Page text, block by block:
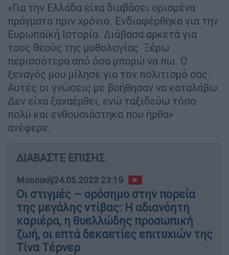
«Για την Ελλάδα είχα διαβάσει ορισμένα
πράγματα πριν χρόνια. Ενδιαφέρθηκα για την
Ευρωπαϊκή Ιστορία. Διάβασα αρκετά για
τους θεούς της μυθολογίας. Ξέρω
περισσότερα από όσα μπορώ να πω. Ο
ξεναγός μου μίλησε για τον πολιτισμό σας.
Αυτές οι γνώσεις με βοήθησαν να καταλάβω.
Δεν είχα ξαναέρθει, ενώ ταξιδεύω τόσο
πολύ και ενθουσιάστηκα που ήρθα»
ανέφερε.
ΔΙΑΒΑΣΤΕ ΕΠΙΣΗΣ
Μουσική|24.05.2023 23:19
Οι στιγμές – ορόσημο στην πορεία
της μεγάλης ντίβας: Η αδιανόητη
καριέρα, η θυελλώδης προσωπική
ζωή, οι επτά δεκαετίες επιτυχιών της
Τίνα Τέρνερ